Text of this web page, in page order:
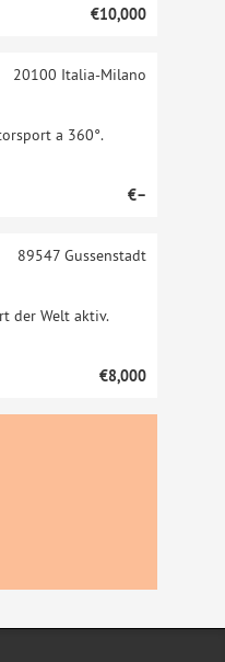
€10,000
a 360°.
20100 Italia-Milano
€–
der Welt aktiv.
89547Gussenstadt
€8,000